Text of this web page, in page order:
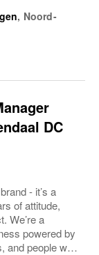
voor lange
, Noord-
DC
- it’s a
of attitude,
We’re a
powered by
and people who